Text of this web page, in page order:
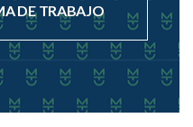
DE TRABAJO